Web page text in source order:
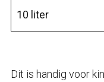
10 liter
Dit is handig voor